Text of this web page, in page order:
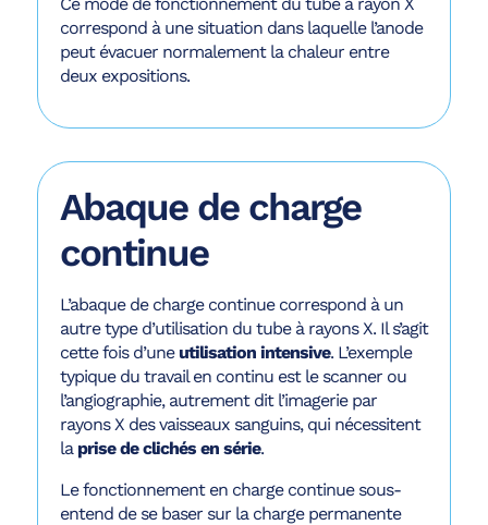
correspond à une situation dans laquelle l’anode
peut évacuer normalement la chaleur entre
deux expositions.
Abaque de charge
continue
L’abaque de charge continue correspond à un
autre type d’utilisation du tube à rayons X. Il s’agit
cette fois d’une utilisation intensive. L’exemple
typique du travail en continu est le scanner ou
l’angiographie, autrement dit l’imagerie par
rayons X des vaisseaux sanguins, qui nécessitent
la prise de clichés en série.
Le fonctionnement en charge continue sous-
entend de se baser sur la charge permanente